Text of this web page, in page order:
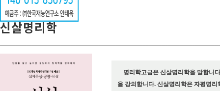
명리학고급은 신살명리학을 말합니
을 강의합니다. 신살명리학은 자평명